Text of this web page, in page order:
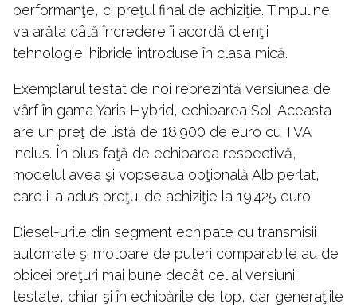
performanţe, ci preţul final de achiziţie. Timpul ne
va arăta câtă încredere îi acordă clienţii
tehnologiei hibride introduse în clasa mică.
Exemplarul testat de noi reprezintă versiunea de
vârf în gama Yaris Hybrid, echiparea Sol. Aceasta
are un preţ de listă de 18.900 de euro cu TVA
inclus. În plus faţă de echiparea respectivă,
modelul avea şi vopseaua opţională Alb perlat,
care i-a adus preţul de achiziţie la 19.425 euro.
Diesel-urile din segment echipate cu transmisii
automate şi motoare de puteri comparabile au de
obicei preţuri mai bune decât cel al versiunii
testate, chiar şi în echipările de top, dar generaţiile